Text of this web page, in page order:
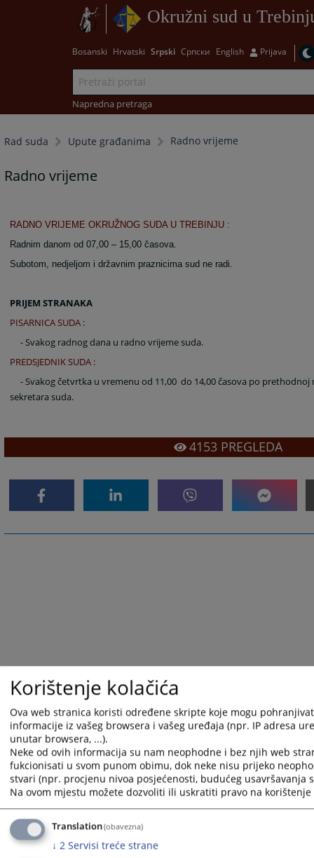
Okružni sud u
Bosanski Hrvatski Srpski Српски English Prijava
Napredna pretraga
Rad suda Upute građanima Radno vrijeme
Radno vrijeme
Uvjerenja i potvrde
Radno vrijeme
RADNO VRIJEME OKRUŽNOG SUDA U TREBINJU :
Radnim danom od 07,00 – 15,00 časova.
Subotom, nedjeljom i državnim praznicima sud ne radi.
PRIJEM STRANAKA
PISARNICA SUDA :
- Svakog radnog dana u radno vrijeme suda.
PREDSJEDNIK SUDA :
- Svakog četvrtka u vremenu od 11,00 do 14,00 časova po
sekretara suda.
4153PREGLEDA
1 - 1 / 1
1
Korištenje kolačića
Ova web stranica koristi određene skripte koje mogu
informacije iz vašeg browsera i vašeg uređaja (npr. IP adresa
unutar browsera, ...).
Neke od ovih informacija su nam neophodne i bez njih web
fukcionisati u svom punom obimu, dok neke nisu prijeko
stvari (npr. procjenu nivoa posjećenosti, budućeg usavršavanja
Na ovom mjestu možete dozvoliti ili uskratiti pravo na
Translation(obavezna)
↓ 2 Servisi treće strane